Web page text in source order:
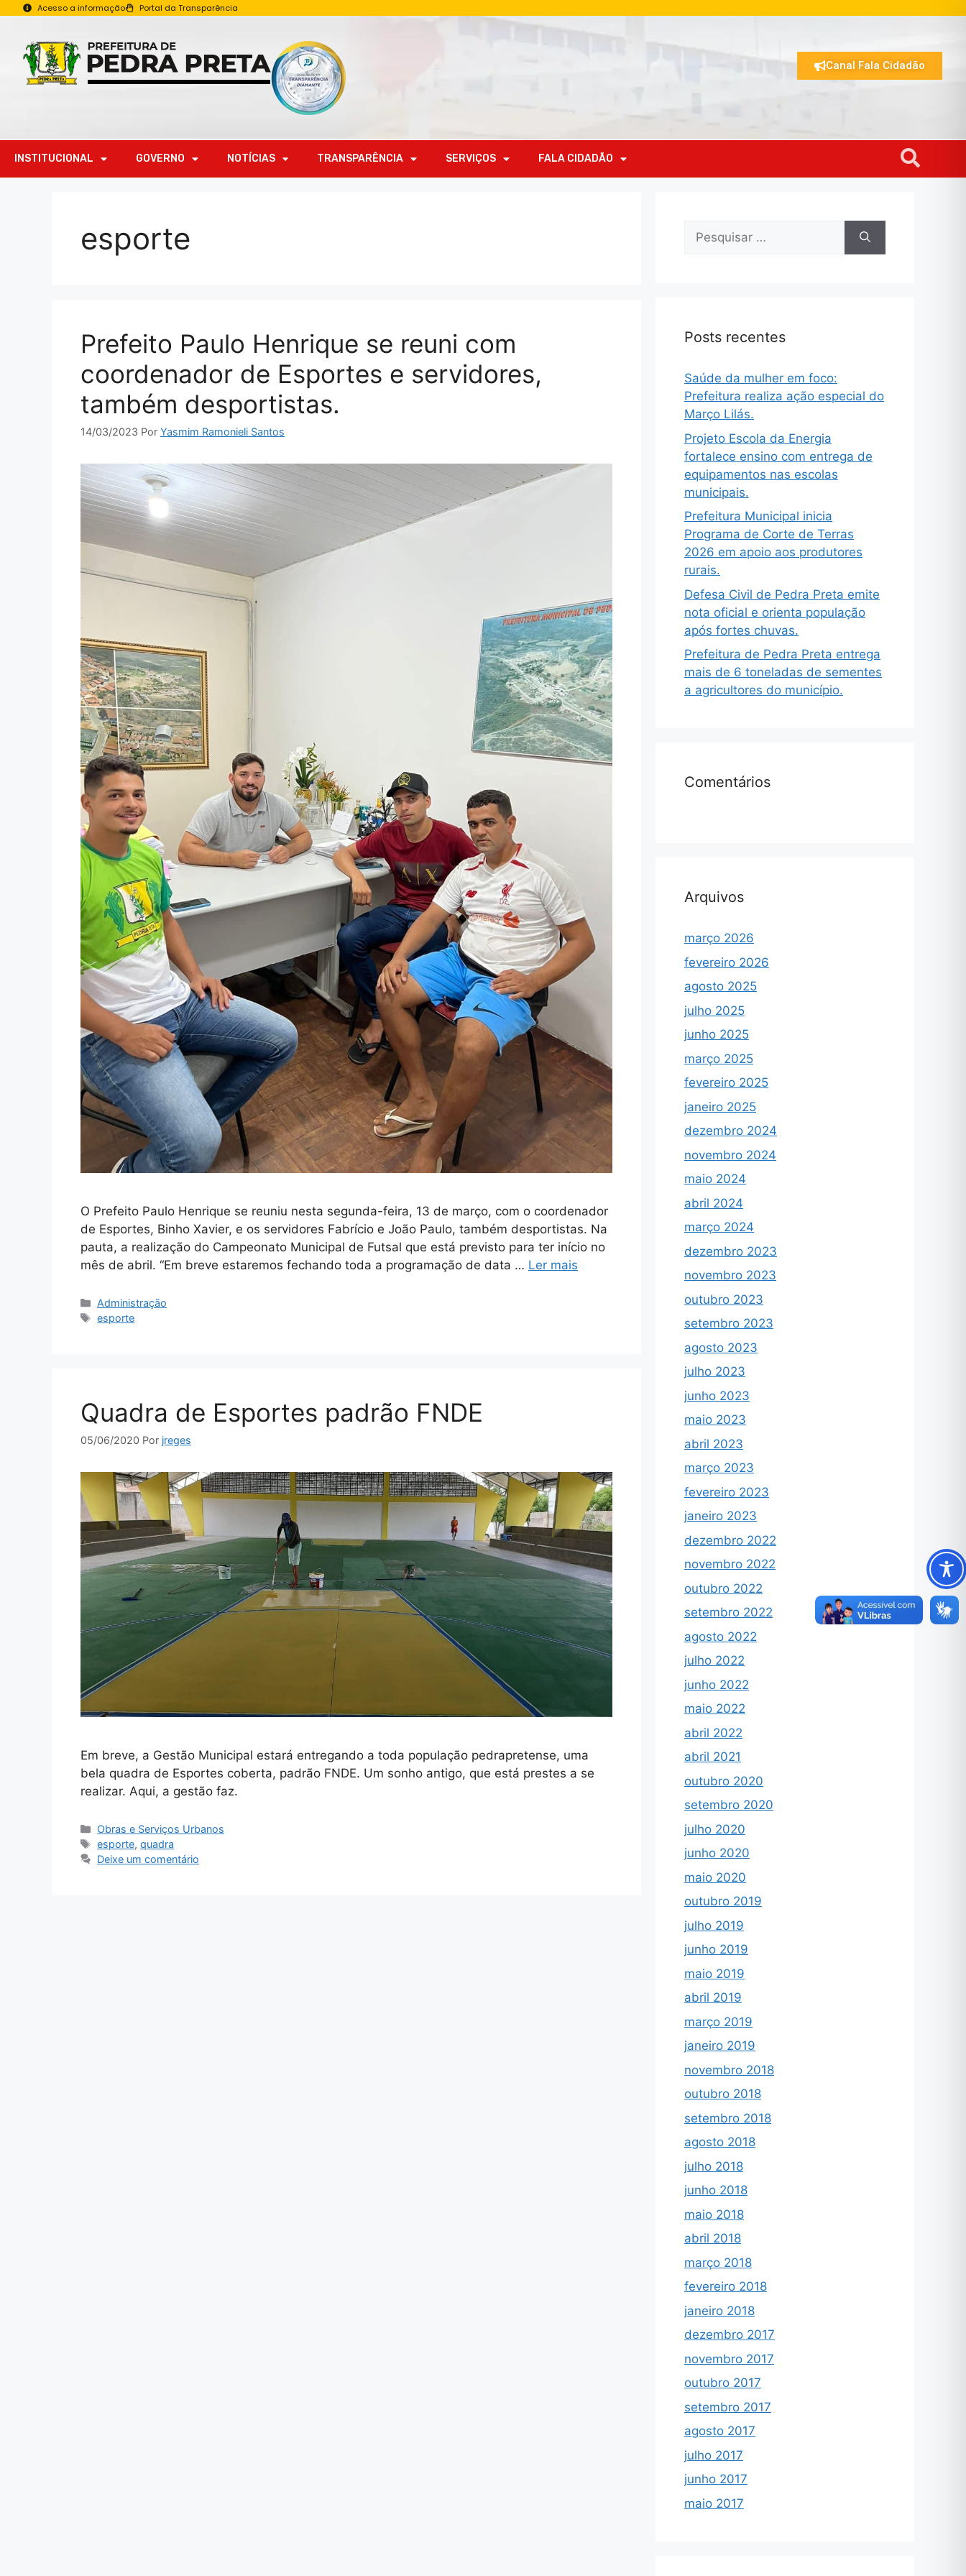
Acesso a informação Portal da Transparência
Canal Fala Cidadão
INSTITUCIONAL GOVERNO NOTÍCIAS TRANSPARÊNCIA SERVIÇOS FALA CIDADÃO
esporte
Prefeito Paulo Henrique se reuni com
coordenador de Esportes e servidores,
também desportistas.
14/03/2023 Por Yasmim Ramonieli Santos
O Prefeito Paulo Henrique se reuniu nesta segunda-feira, 13 de março, com o coordenador
de Esportes, Binho Xavier, e os servidores Fabrício e João Paulo, também desportistas. Na
pauta, a realização do Campeonato Municipal de Futsal que está previsto para ter início no
mês de abril. “Em breve estaremos fechando toda a programação de data … Ler mais
Administração
esporte
Quadra de Esportes padrão FNDE
05/06/2020 Por jreges
Em breve, a Gestão Municipal estará entregando a toda população pedrapretense, uma
bela quadra de Esportes coberta, padrão FNDE. Um sonho antigo, que está prestes a se
realizar. Aqui, a gestão faz.
Obras e Serviços Urbanos
esporte,quadra
Deixe um comentário
Posts recentes
Saúde da mulher em foco:
Prefeitura realiza ação especial do
Março Lilás.
Projeto Escola da Energia
fortalece ensino com entrega de
equipamentos nas escolas
municipais.
Prefeitura Municipal inicia
Programa de Corte de Terras
2026 em apoio aos produtores
rurais.
Defesa Civil de Pedra Preta emite
nota oficial e orienta população
após fortes chuvas.
Prefeitura de Pedra Preta entrega
mais de 6 toneladas de sementes
a agricultores do município.
Comentários
Arquivos
março 2026
fevereiro 2026
agosto 2025
julho 2025
junho 2025
março 2025
fevereiro 2025
janeiro 2025
dezembro 2024
novembro 2024
maio 2024
abril 2024
março 2024
dezembro 2023
novembro 2023
outubro 2023
setembro 2023
agosto 2023
julho 2023
junho 2023
maio 2023
abril 2023
março 2023
fevereiro 2023
janeiro 2023
dezembro 2022
novembro 2022
outubro 2022
setembro 2022
agosto 2022
julho 2022
junho 2022
maio 2022
abril 2022
abril 2021
outubro 2020
setembro 2020
julho 2020
junho 2020
maio 2020
outubro 2019
julho 2019
junho 2019
maio 2019
abril 2019
março 2019
janeiro 2019
novembro 2018
outubro 2018
setembro 2018
agosto 2018
julho 2018
junho 2018
maio 2018
abril 2018
março 2018
fevereiro 2018
janeiro 2018
dezembro 2017
novembro 2017
outubro 2017
setembro 2017
agosto 2017
julho 2017
junho 2017
maio 2017